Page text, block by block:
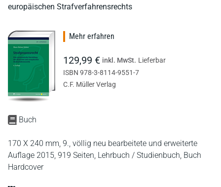
europäischen Strafverfahrensrechts
Buch
170 X 240 mm, 9., völlig neu bearbeitete und erweiterte
Auflage 2015, 919 Seiten, Lehrbuch / Studienbuch, Buch
Hardcover
Mehr erfahren
129,99 € inkl. MwSt. Lieferbar
ISBN 978-3-8114-9551-7
C.F. Müller Verlag